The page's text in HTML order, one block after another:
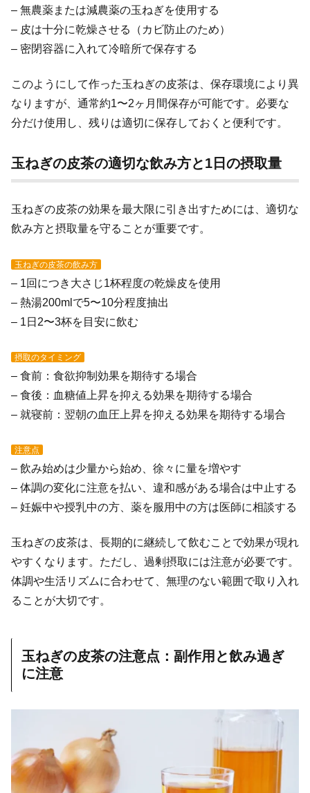
– 無農薬または減農薬の玉ねぎを使用する
– 皮は十分に乾燥させる（カビ防止のため）
– 密閉容器に入れて冷暗所で保存する
このようにして作った玉ねぎの皮茶は、保存環境により異
なりますが、通常約1〜2ヶ月間保存が可能です。必要な
分だけ使用し、残りは適切に保存しておくと便利です。
玉ねぎの皮茶の適切な飲み方と1日の摂取量
玉ねぎの皮茶の効果を最大限に引き出すためには、適切な
飲み方と摂取量を守ることが重要です。
玉ねぎの皮茶の飲み方
– 1回につき大さじ1杯程度の乾燥皮を使用
– 熱湯200mlで5〜10分程度抽出
– 1日2〜3杯を目安に飲む
摂取のタイミング
– 食前：食欲抑制効果を期待する場合
– 食後：血糖値上昇を抑える効果を期待する場合
– 就寝前：翌朝の血圧上昇を抑える効果を期待する場合
注意点
– 飲み始めは少量から始め、徐々に量を増やす
– 体調の変化に注意を払い、違和感がある場合は中止する
– 妊娠中や授乳中の方、薬を服用中の方は医師に相談する
玉ねぎの皮茶は、長期的に継続して飲むことで効果が現れ
やすくなります。ただし、過剰摂取には注意が必要です。
体調や生活リズムに合わせて、無理のない範囲で取り入れ
ることが大切です。
玉ねぎの皮茶の注意点：副作用と飲み過ぎ
に注意